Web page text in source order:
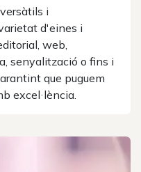
i
d'eines i
web,
senyalització o fins i
que puguem
excel·lència.